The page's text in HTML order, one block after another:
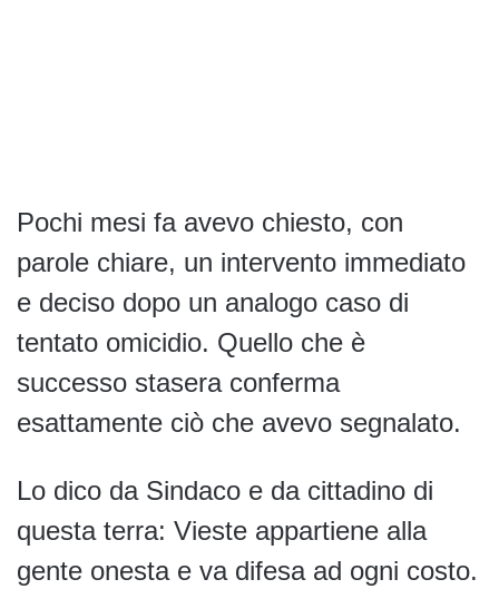
Pochi mesi fa avevo chiesto, con
parole chiare, un intervento immediato
e deciso dopo un analogo caso di
tentato omicidio. Quello che è
successo stasera conferma
esattamente ciò che avevo segnalato.
Lo dico da Sindaco e da cittadino di
questa terra: Vieste appartiene alla
gente onesta e va difesa ad ogni costo.